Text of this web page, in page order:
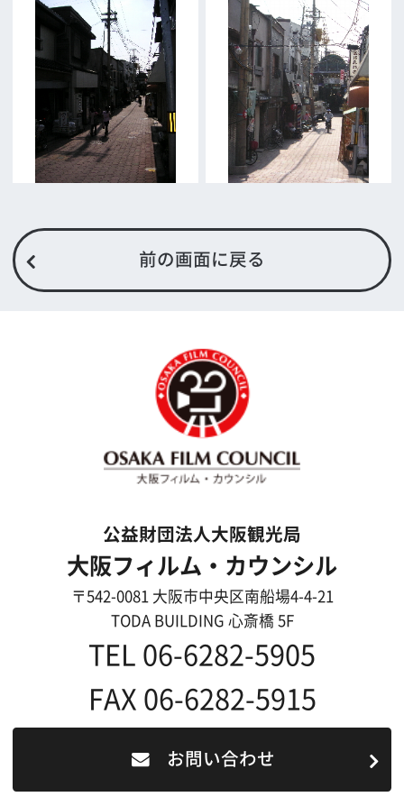
撮影に協力したい方
ボランティアエキストラに登録
撮影に協力できる施設を登録
大阪ロケ地マップ
エリアで検索
キーワードで検索
当ホームページの内容を許可なく
複製・転載することを禁じます。
Copyright (C) 大阪フィルム・カウンシル
All Rights Reserved.